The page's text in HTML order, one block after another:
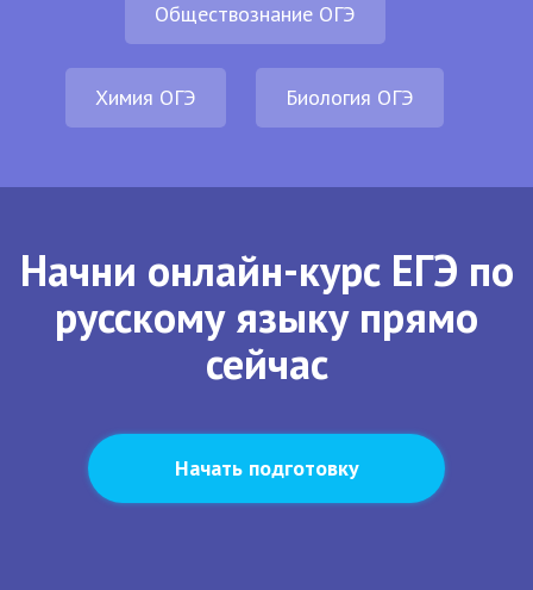
Обществознание ОГЭ
Химия ОГЭ Биология ОГЭ
Начни онлайн-курс ЕГЭ по
русскому языку прямо
сейчас
Начать подготовку